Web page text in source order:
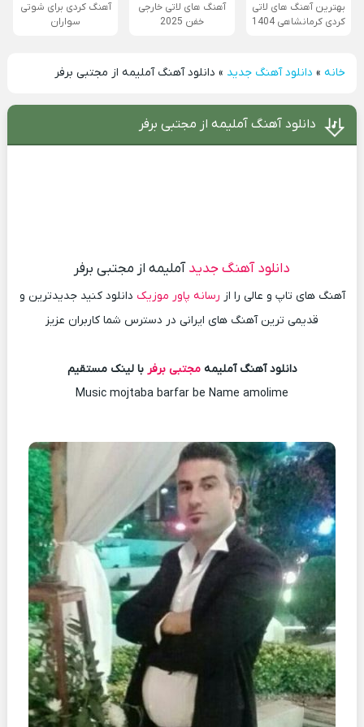
بهترین آهنگ های لاتی
کردی کرمانشاهی 1404
آهنگ های لاتی خارجی
خفن 2025
آهنگ کردی برای شوتی
سواران
خانه» دانلود آهنگ جدید » دانلود آهنگ آملیمه از مجتبی برفر
دانلود آهنگ آملیمه از مجتبی برفر
دانلود آهنگ جدید آملیمه از مجتبی برفر
آهنگ های تاپ و عالی را از رسانه پاور موزیک دانلود کنید جدیدترین و
قدیمی ترین آهنگ های ایرانی در دسترس شما کاربران عزیز
دانلود آهنگ آملیمهمجتبی برفر با لینک مستقیم
Music mojtaba barfar be Name amolime